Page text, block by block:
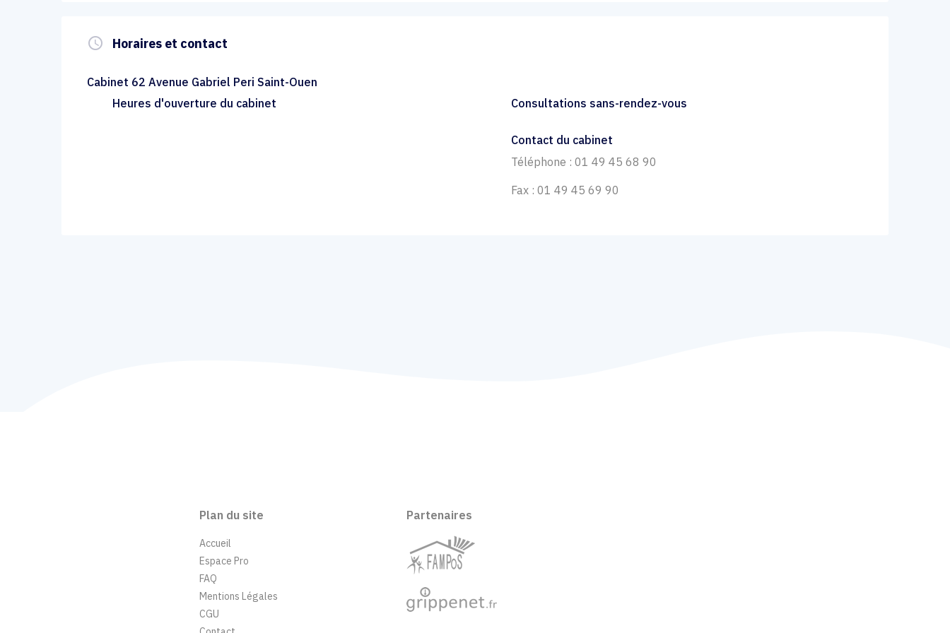
query_builder Horaires et contact
Cabinet 62 Avenue Gabriel Peri Saint-Ouen
Heures d'ouverture du cabinet
Consultations sans-rendez-vous
Contact du cabinet
Téléphone : 01 49 45 68 90
Fax : 01 49 45 69 90
Plan du site
Accueil
Espace Pro
FAQ
Mentions Légales
CGU
Partenaires